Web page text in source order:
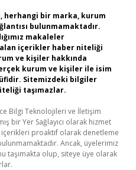
herhangi bir marka, kurum
bulunmamaktadır.
makaleler
içerikler haber niteliği
ve kişiler hakkında
kurum ve kişiler ile isim
Sitemizdeki bilgiler
taşımazlar.
Bilgi Teknolojileri ve İletişim
bir Yer Sağlayıcı olarak hizmet
proaktif olarak denetleme
Ancak, üyelerimiz
taşımakta olup, siteye üye olarak